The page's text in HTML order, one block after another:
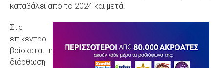
καταβάλει από το 2024 και μετά.
Στο
επίκεντρο
βρίσκεται η
διόρθωση